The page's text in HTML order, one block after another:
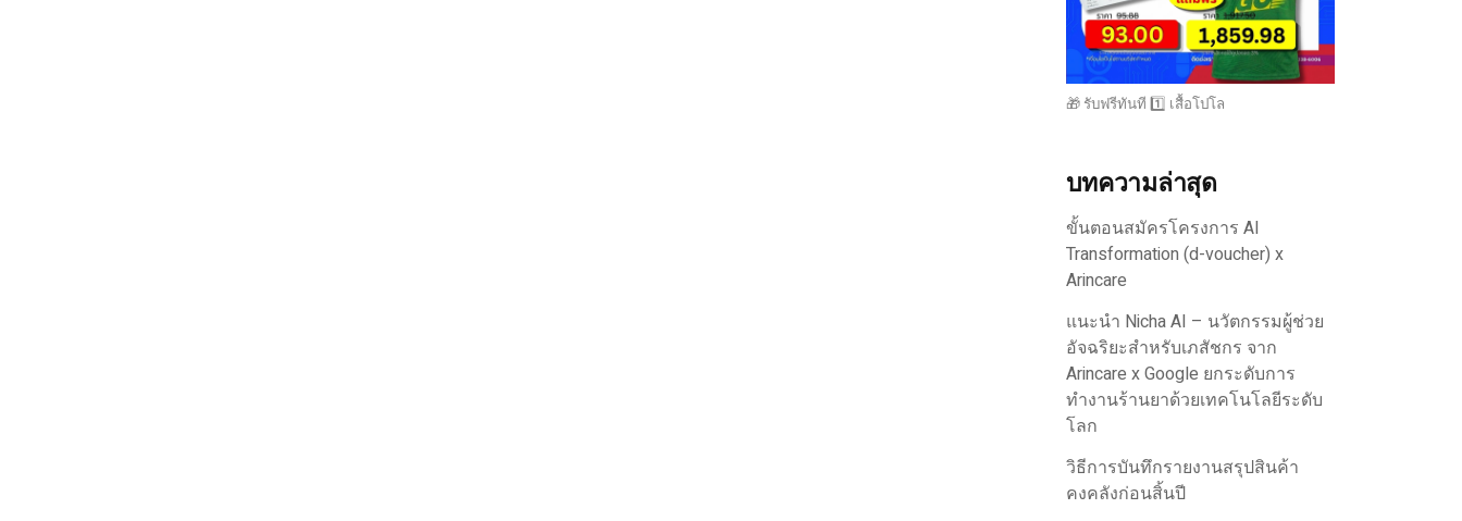
🎁 รับฟรีทันที 1️⃣ เสื้อโปโล
บทความล่าสุด
ขั้นตอนสมัครโครงการ AI
Transformation (d-voucher) x
Arincare
แนะนำ Nicha AI – นวัตกรรมผู้ช่วย
อัจฉริยะสำหรับเภสัชกร จาก
Arincare x Google ยกระดับการ
ทำงานร้านยาด้วยเทคโนโลยีระดับ
โลก
วิธีการบันทึกรายงานสรุปสินค้า
คงคลังก่อนสิ้นปี